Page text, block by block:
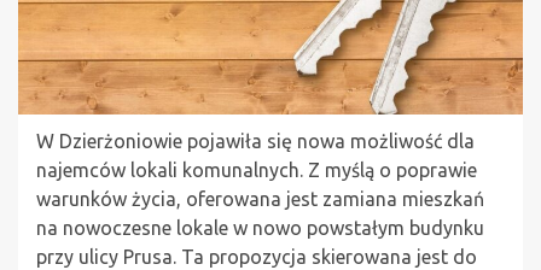
W Dzierżoniowie pojawiła się nowa możliwość dla
najemców lokali komunalnych. Z myślą o poprawie
warunków życia, oferowana jest zamiana mieszkań
na nowoczesne lokale w nowo powstałym budynku
przy ulicy Prusa. Ta propozycja skierowana jest do